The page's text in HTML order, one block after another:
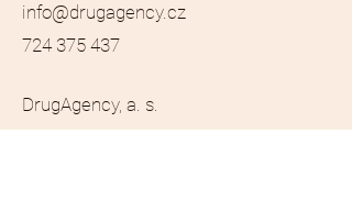
info@drugagency.cz
724 375 437
DrugAgency, a. s.